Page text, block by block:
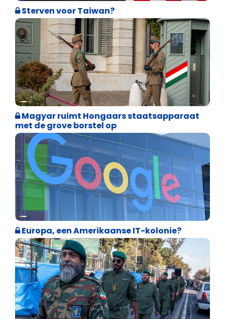
Sterven voor Taiwan?
Internationale politiek
Magyar ruimt Hongaars staatsapparaat
met de grove borstel op
Internationale politiek
Europa, een Amerikaanse IT-kolonie?